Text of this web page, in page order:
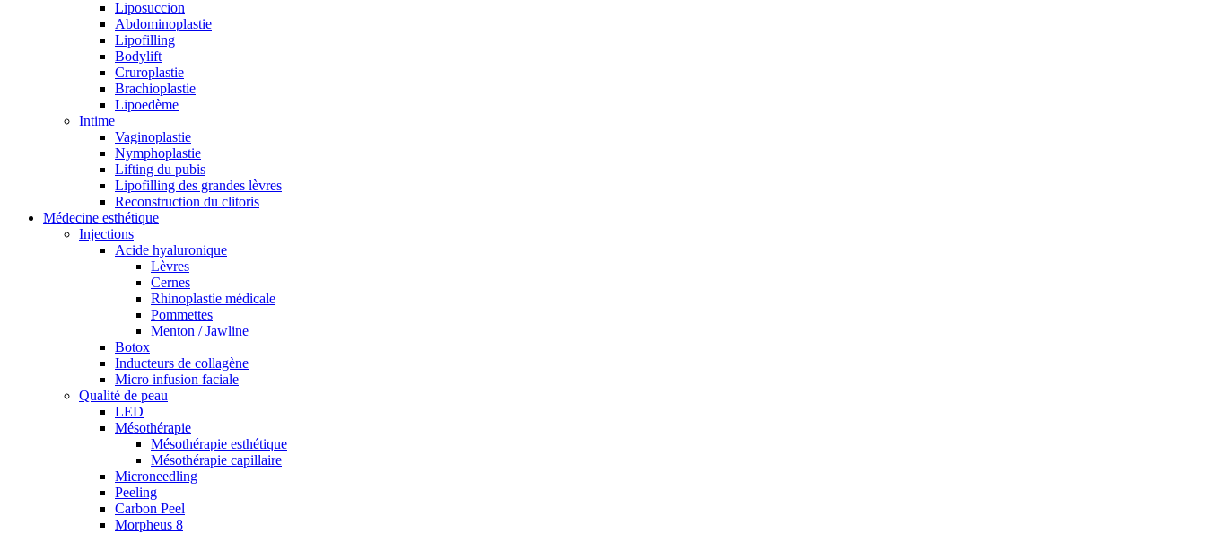
Liposuccion
Abdominoplastie
Lipofilling
Bodylift
Cruroplastie
Brachioplastie
Lipoedème
Intime
Vaginoplastie
Nymphoplastie
Lifting du pubis
Lipofilling des grandes lèvres
Reconstruction du clitoris
Médecine esthétique
Injections
Acide hyaluronique
Lèvres
Cernes
Rhinoplastie médicale
Pommettes
Menton / Jawline
Botox
Inducteurs de collagène
Micro infusion faciale
Qualité de peau
LED
Mésothérapie
Mésothérapie esthétique
Mésothérapie capillaire
Microneedling
Peeling
Carbon Peel
Morpheus 8